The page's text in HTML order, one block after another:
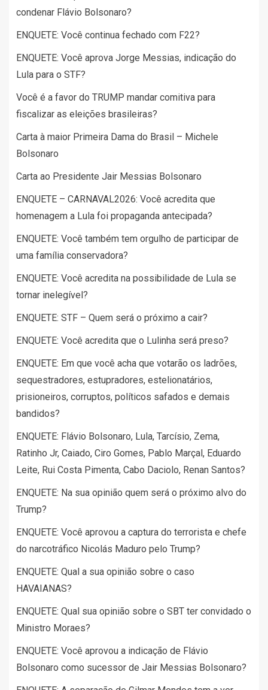
condenar Flávio Bolsonaro?
ENQUETE: Você continua fechado com F22?
ENQUETE: Você aprova Jorge Messias, indicação do
Lula para o STF?
Você é a favor do TRUMP mandar comitiva para
fiscalizar as eleições brasileiras?
Carta à maior Primeira Dama do Brasil – Michele
Bolsonaro
Carta ao Presidente Jair Messias Bolsonaro
ENQUETE – CARNAVAL2026: Você acredita que
homenagem a Lula foi propaganda antecipada?
ENQUETE: Você também tem orgulho de participar de
uma família conservadora?
ENQUETE: Você acredita na possibilidade de Lula se
tornar inelegível?
ENQUETE: STF – Quem será o próximo a cair?
ENQUETE: Você acredita que o Lulinha será preso?
ENQUETE: Em que você acha que votarão os ladrões,
sequestradores, estupradores, estelionatários,
prisioneiros, corruptos, políticos safados e demais
bandidos?
ENQUETE: Flávio Bolsonaro, Lula, Tarcísio, Zema,
Ratinho Jr, Caiado, Ciro Gomes, Pablo Marçal, Eduardo
Leite, Rui Costa Pimenta, Cabo Daciolo, Renan Santos?
ENQUETE: Na sua opinião quem será o próximo alvo do
Trump?
ENQUETE: Você aprovou a captura do terrorista e chefe
do narcotráfico Nicolás Maduro pelo Trump?
ENQUETE: Qual a sua opinião sobre o caso
HAVAIANAS?
ENQUETE: Qual sua opinião sobre o SBT ter convidado o
Ministro Moraes?
ENQUETE: Você aprovou a indicação de Flávio
Bolsonaro como sucessor de Jair Messias Bolsonaro?